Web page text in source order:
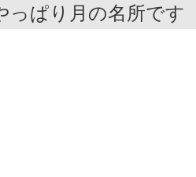
っぱり月の名所です